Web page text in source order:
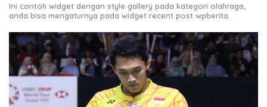
Ini contoh widget dengan style gallery pada kategori olahraga,
anda bisa mengaturnya pada widget recent post wpberita.